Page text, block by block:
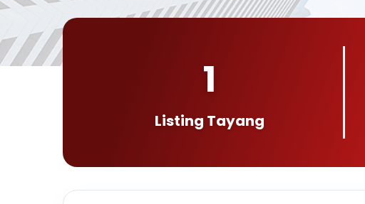
1
Listing Tayang